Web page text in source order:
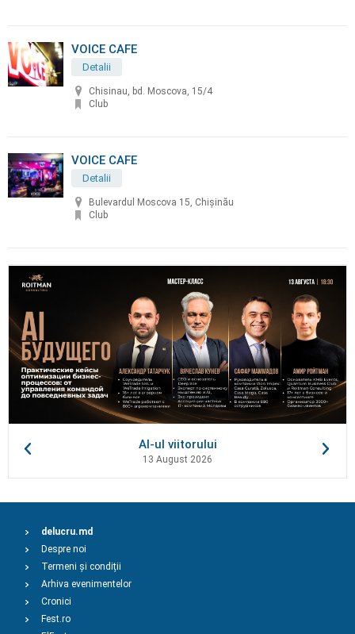
VOICE CAFE
Detalii
Chisinau, bd. Moscova, 15/4
Club
VOICE CAFE
Detalii
Bulevardul Moscova 15, Chișinău
Club
AI-ul viitorului
13 August 2026
delucru.md
Despre noi
Termeni și condiții
Arhiva evenimentelor
Cronici
Fest.ro